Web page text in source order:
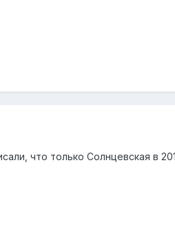
что только Солнцевская в